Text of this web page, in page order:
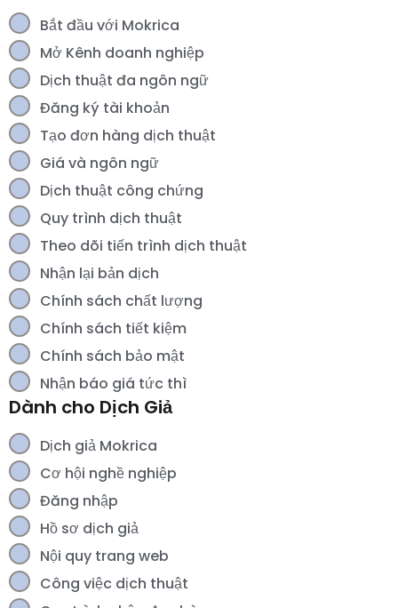
Bắt đầu với Mokrica
Mở Kênh doanh nghiệp
Dịch thuật đa ngôn ngữ
Đăng ký tài khoản
Tạo đơn hàng dịch thuật
Giá và ngôn ngữ
Dịch thuật công chứng
Quy trình dịch thuật
Theo dõi tiến trình dịch thuật
Nhận lại bản dịch
Chính sách chất lượng
Chính sách tiết kiệm
Chính sách bảo mật
Nhận báo giá tức thì
Dành cho Dịch Giả
Dịch giả Mokrica
Cơ hội nghề nghiệp
Đăng nhập
Hồ sơ dịch giả
Nội quy trang web
Công việc dịch thuật